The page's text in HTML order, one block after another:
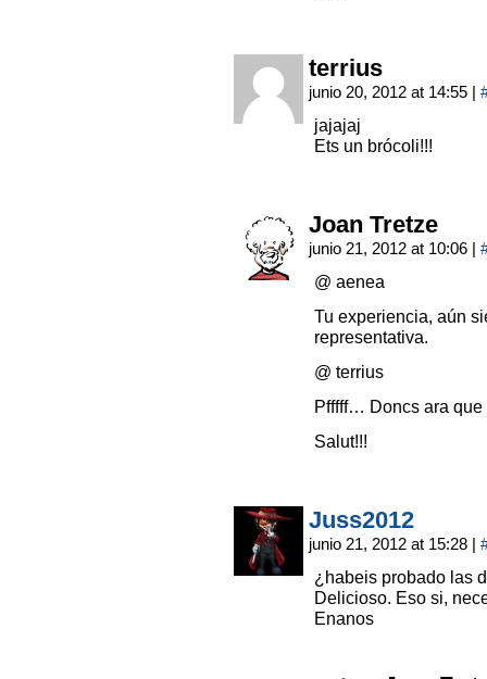
terrius
junio 20, 2012 at 14:55 |
jajajaj
Ets un brócoli!!!
Joan Tretze
junio 21, 2012 at 10:06 |
@ aenea
Tu experiencia, aún
representativa.
@ terrius
Pfffff… Doncs ara que
Salut!!!
Juss2012
junio 21, 2012 at 15:28 |
¿habeis probado las
Delicioso. Eso si,
Enanos